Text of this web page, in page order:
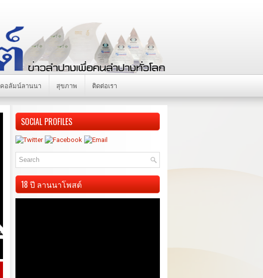
คอลัมน์ลานนา สุขภาพ ติดต่อเรา
SOCIAL PROFILES
18 ปี ลานนาโพสต์